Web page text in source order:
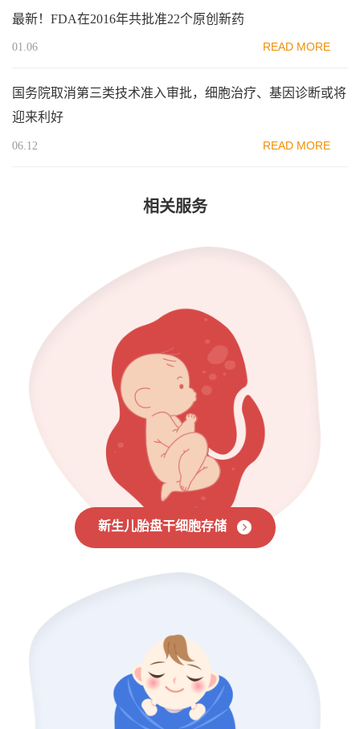
最新！FDA在2016年共批准22个原创新药
01.06 READ MORE
国务院取消第三类技术准入审批，细胞治疗、基因诊断或将
迎来利好
06.12 READ MORE
相关服务
新生儿胎盘干细胞存储